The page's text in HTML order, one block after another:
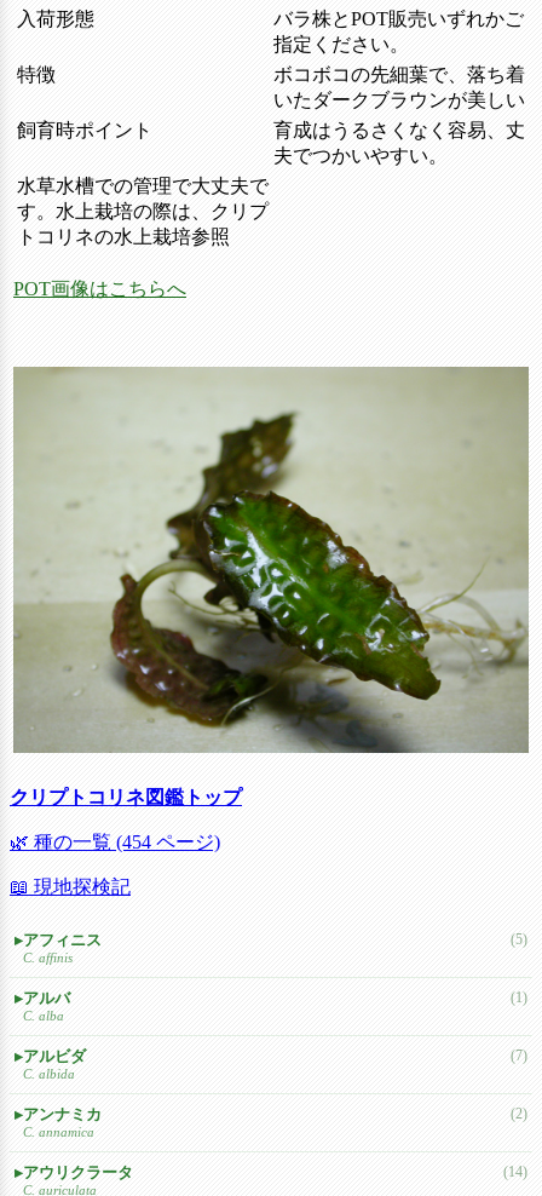
入荷形態
バラ株とPOT販売いずれかご
指定ください。
特徴
ボコボコの先細葉で、落ち着
いたダークブラウンが美しい
飼育時ポイント
育成はうるさくなく容易、丈
夫でつかいやすい。
水草水槽での管理で大丈夫で
す。水上栽培の際は、クリプ
トコリネの水上栽培参照
POT画像はこちらへ
クリプトコリネ図鑑トップ
🌿 種の一覧 (454 ページ)
📖 現地探検記
アフィニス
C. affinis
(5)
アルバ
C. alba
(1)
アルビダ
C. albida
(7)
アンナミカ
C. annamica
(2)
アウリクラータ
C. auriculata
(14)